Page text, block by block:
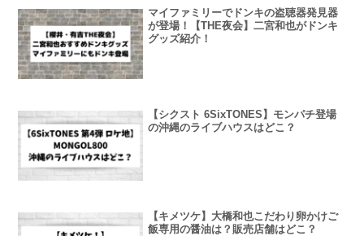
マイファミリーでドンキの盗聴器発見器
が登場！【THE夜会】二宮和也がドンキ
グッズ紹介！
【シクスト 6SixTONES】モンパチ登場
の沖縄のライブハウスはどこ？
【キメツケ】大橋和也こだわり卵かけご
飯専用の醤油は？販売店舗はどこ？